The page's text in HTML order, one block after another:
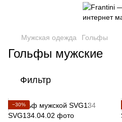
Мужская одежда Гольфы
Гольфы мужские
Фильтр
−30%